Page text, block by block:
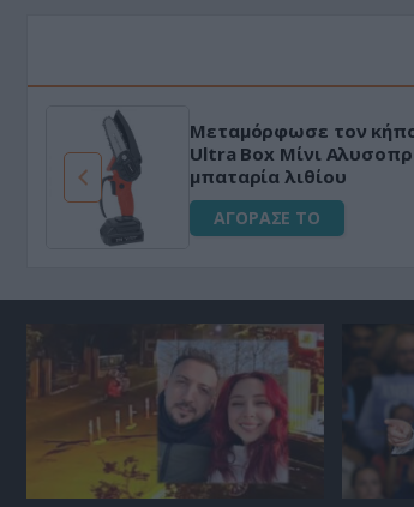
Μεταμόρφωσε τον
Ultra Box Μίνι
μπαταρία λιθίου
ΑΓΟΡΑΣΕ ΤΟ